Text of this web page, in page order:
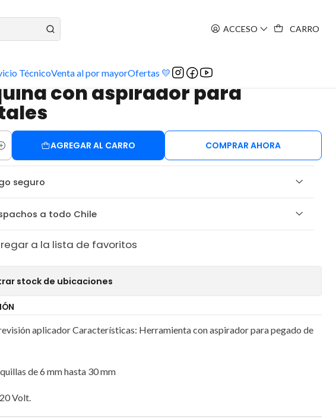
ACCESO CARRO
TécnicoVenta al por mayorOfertas 💛
para Cristales
con aspirador para
AGREGAR AL CARRO COMPRAR AHORA
seguro
a todo Chile
a la lista de favoritos
stock de ubicaciones
aplicador Características: Herramienta con aspirador para pegado de
de 6 mm hasta 30 mm
Volt.